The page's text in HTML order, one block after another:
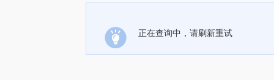
正在查询中，请刷新重试